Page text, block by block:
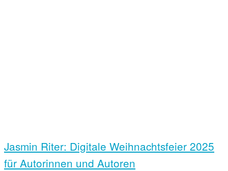
Jasmin Riter: Digitale Weihnachts­feier 2025
für Autorinnen und Autoren